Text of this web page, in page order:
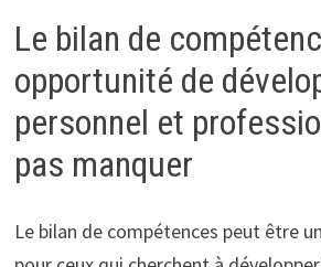
Le bilan de
opportunité de
personnel et
pas manquer
Le bilan de compétences peut être